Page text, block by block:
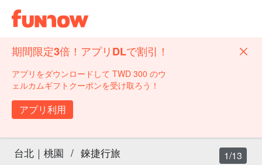
期間限定3倍！アプリDLで割引！
アプリをダウンロードして TWD 300 のウ
ェルカムギフトクーポンを受け取ろう！
アプリ利用
台北｜桃園 / 錸捷行旅 1/13